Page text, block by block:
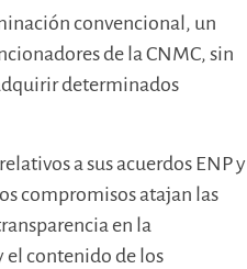
convencional, un
de la CNMC, sin
determinados
a sus acuerdos ENP y
compromisos atajan las
en la
el contenido de los